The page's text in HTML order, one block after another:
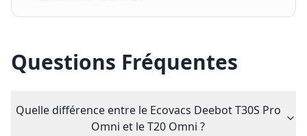
Questions Fréquentes
Quelle différence entre le Ecovacs Deebot T30S Pro
Omni et le T20 Omni ?